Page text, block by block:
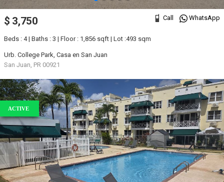
Call WhatsApp
$ 3,750
Beds : 4 | Baths : 3 | Floor : 1,856 sqft | Lot :493 sqm
Urb. College Park, Casa en San Juan
San Juan, PR 00921
ACTIVE